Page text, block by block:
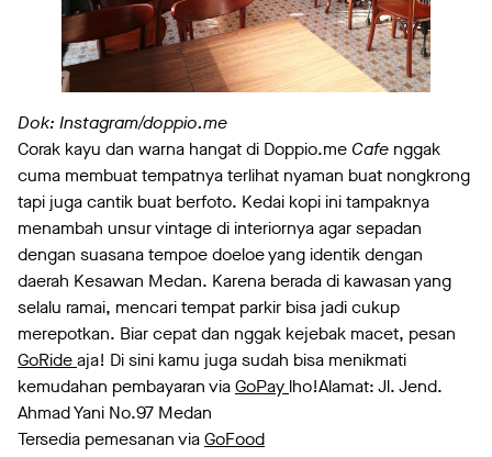
Dok: Instagram/doppio.me
Corak kayu dan warna hangat di Doppio.me Cafe nggak
cuma membuat tempatnya terlihat nyaman buat nongkrong
tapi juga cantik buat berfoto. Kedai kopi ini tampaknya
menambah unsur vintage di interiornya agar sepadan
dengan suasana tempoe doeloe yang identik dengan
daerah Kesawan Medan. Karena berada di kawasan yang
selalu ramai, mencari tempat parkir bisa jadi cukup
merepotkan. Biar cepat dan nggak kejebak macet, pesan
GoRideaja! Di sini kamu juga sudah bisa menikmati
kemudahan pembayaran viaGoPay lho!Alamat: Jl. Jend.
Ahmad Yani No.97 Medan
Tersedia pemesanan viaGoFood